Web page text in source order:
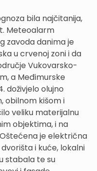
bila najčitanija,
Meteoalarm
zavoda danima je
u crvenoj zoni i da
Vukovarsko-
a Međimurske
doživjelo olujno
obilnom kišom i
veliku materijalnu
objektima, i na
je električna
i kuće, lokalni
stabala te su